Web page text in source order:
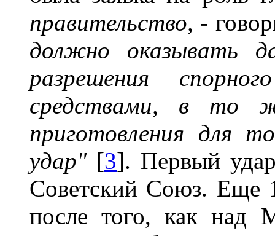
правительство, -
должно оказывать
разрешения
средствами, в то
приготовления для
удар"[3]. Первый
Советский Союз. Еще
после того, как над